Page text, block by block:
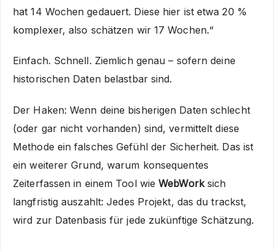
hat 14 Wochen gedauert. Diese hier ist etwa 20 %
komplexer, also schätzen wir 17 Wochen.“
Einfach. Schnell. Ziemlich genau – sofern deine
historischen Daten belastbar sind.
Der Haken: Wenn deine bisherigen Daten schlecht
(oder gar nicht vorhanden) sind, vermittelt diese
Methode ein falsches Gefühl der Sicherheit. Das ist
ein weiterer Grund, warum konsequentes
Zeiterfassen in einem Tool wieWebWorksich
langfristig auszahlt: Jedes Projekt, das du trackst,
wird zur Datenbasis für jede zukünftige Schätzung.